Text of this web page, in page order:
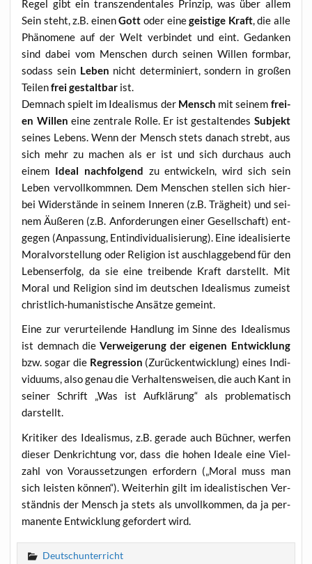
Regel gibt ein tran­szen­den­ta­les Prin­zip, was über allem
Sein steht, z.B. einenGott oder einegeis­ti­ge Kraft, die alle
Phä­no­me­ne auf der Welt ver­bin­det und eint. Gedan­ken
sind dabei vom Men­schen durch sei­nen Wil­len form­bar,
sodass sein Leben nicht deter­mi­niert, son­dern in gro­ßen
Tei­lenfrei gestalt­bar ist.
Dem­nach spielt im Idea­lis­mus der Mensch mit sei­nem frei­
en Wil­len eine zen­tra­le Rol­le. Er ist gestal­ten­des Sub­jekt
sei­nes Lebens. Wenn der Mensch stets danach strebt, aus
sich mehr zu machen als er ist und sich durch­aus auch
einem Ide­al nach­fol­gend zu ent­wi­ckeln, wird sich sein
Leben ver­voll­komm­nen. Dem Men­schen stel­len sich hier­
bei Wider­stän­de in sei­nem Inne­ren (z.B. Träg­heit) und sei­
nem Äuße­ren (z.B. Anfor­de­run­gen einer Gesell­schaft) ent­
ge­gen (Anpas­sung, Ent­in­di­vi­dua­li­sie­rung). Eine idea­li­sier­te
Moral­vor­stel­lung oder Reli­gi­on ist aus­ch­lag­ge­bend für den
Lebens­er­folg, da sie eine trei­ben­de Kraft dar­stellt. Mit
Moral und Reli­gi­on sind im deut­schen Idea­lis­mus zumeist
christ­lich-huma­nis­ti­sche Ansät­ze gemeint.
Eine zur ver­ur­tei­len­de Hand­lung im Sin­ne des Idea­lis­mus
ist dem­nach die Ver­wei­ge­rung der eige­nen Ent­wick­lung
bzw. sogar die Regres­si­on (Zurück­ent­wick­lung) eines Indi­
vi­du­ums, also genau die Ver­hal­tens­wei­sen, die auch Kant in
sei­ner Schrift „Was ist Auf­klä­rung“ als pro­ble­ma­tisch
darstellt.
Kri­ti­ker des Idea­lis­mus, z.B. gera­de auch Büch­ner, wer­fen
die­ser Denk­rich­tung vor, dass die hohen Idea­le eine Viel­
zahl von Vor­aus­set­zun­gen erfor­dern („Moral muss man
sich leis­ten kön­nen“). Wei­ter­hin gilt im idea­lis­ti­schen Ver­
ständ­nis der Mensch ja stets als unvoll­kom­men, da ja per­
ma­nen­te Ent­wick­lung gefor­dert wird.
Deutschunterricht